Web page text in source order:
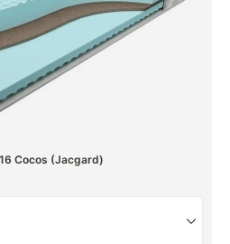
Cocos (Jacgard)